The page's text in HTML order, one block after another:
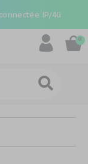
IP/4G
0